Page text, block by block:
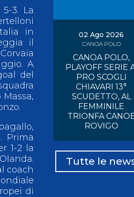
3. La
in
il
A
del
Prima
1-2 la
coach
di
02 Ago 2026
CANOA POLO
CANOA POLO,
PLAYOFF SERIE
PRO SCOGLI
CHIAVARI 13°
SCUDETTO, AL
FEMMINILE
TRIONFA
ROVIGO
Tutte le